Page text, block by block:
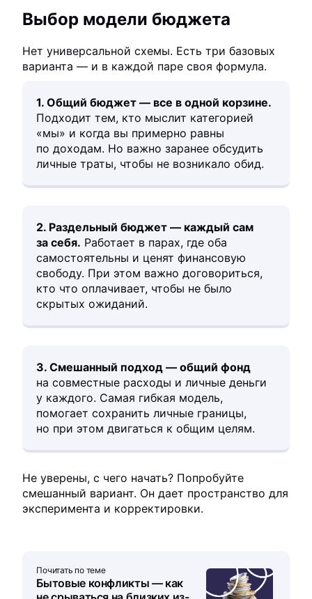
Выбор модели бюджета
Нет универсальной схемы. Есть три базовых
варианта — и в каждой паре своя формула.
1. Общий бюджет — все в одной корзине.
Подходит тем, кто мыслит категорией
«мы» и когда вы примерно равны
по доходам. Но важно заранее обсудить
личные траты, чтобы не возникало обид.
2. Раздельный бюджет — каждый сам
за себя. Работает в парах, где оба
самостоятельны и ценят финансовую
свободу. При этом важно договориться,
кто что оплачивает, чтобы не было
скрытых ожиданий.
3. Смешанный подход — общий фонд
на совместные расходы и личные деньги
у каждого. Самая гибкая модель,
помогает сохранить личные границы,
но при этом двигаться к общим целям.
Не уверены, с чего начать? Попробуйте
смешанный вариант. Он дает пространство для
эксперимента и корректировки.
Почитать по теме
Бытовые конфликты — как